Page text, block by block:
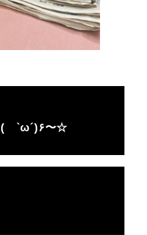
力を合わせて…٩( `ω´)۶〜☆